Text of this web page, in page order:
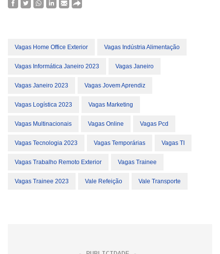
Vagas Home Office Exterior Vagas Indústria Alimentação
Vagas Informática Janeiro 2023 Vagas Janeiro
Vagas Janeiro 2023 Vagas Jovem Aprendiz
Vagas Logística 2023 Vagas Marketing
Vagas Multinacionais Vagas Online Vagas Pcd
Vagas Tecnologia 2023 Vagas Temporárias Vagas TI
Vagas Trabalho Remoto Exterior Vagas Trainee
Vagas Trainee 2023 Vale Refeição Vale Transporte